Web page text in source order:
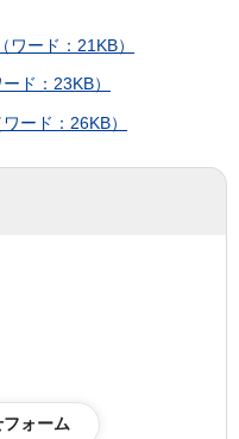
ード：21KB）
ド：23KB）
ード：26KB）